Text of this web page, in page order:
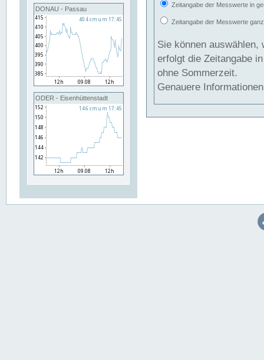
DONAU - Passau
ODER - Eisenhüttenstadt
Zeitangabe der Messwerte in
Zeitangabe der Messwerte
Sie können auswählen,
erfolgt die Zeitangabe
ohne Sommerzeit.
Genauere